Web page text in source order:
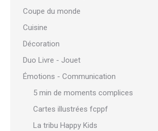
Coupe du monde
Cuisine
Décoration
Duo Livre - Jouet
Émotions - Communication
5 min de moments complices
Cartes illustrées fcppf
La tribu Happy Kids